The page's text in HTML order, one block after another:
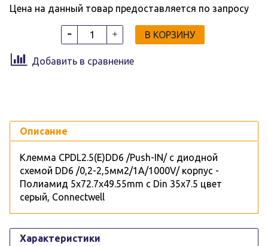
Цена на данный товар предоставляется по запросу
В КОРЗИНУ
Добавить в сравнение
Описание
Клемма CPDL2.5(E)DD6 /Push-IN/ с диодной
схемой DD6 /0,2-2,5мм2/1А/1000V/ корпус -
Полиамид 5х72.7х49.55mm c Din 35x7.5 цвет
серый, Connectwell
Характеристики